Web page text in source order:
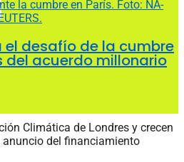
el desafío de la cumbre
acuerdo millonario
Climática de Londres y crecen
del financiamiento